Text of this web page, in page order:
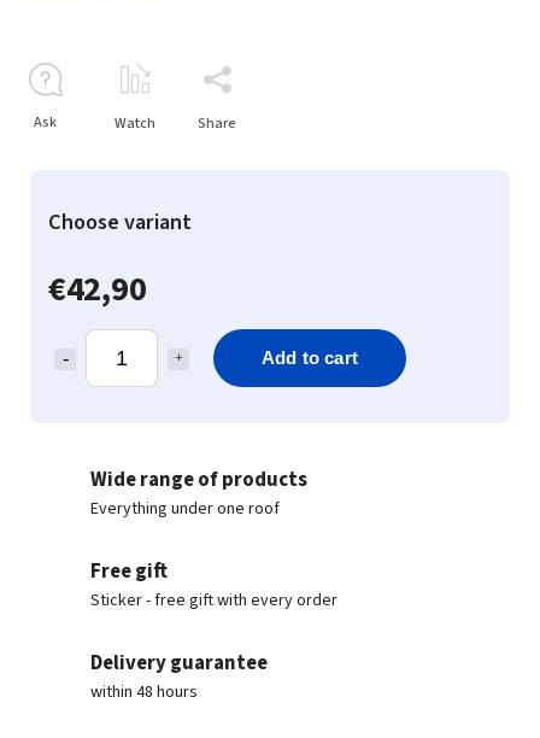
€42,90
Add to cart
Choose variant
Ask Watch Share
Wide range of products
Everything under one roof
Free gift
Sticker - free gift with every order
Delivery guarantee
within 48 hours